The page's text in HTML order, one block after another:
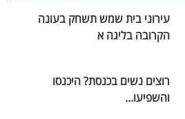
עירוני בית שמש תשחק בעונה
הקרובה בליגה א
רוצים נשים בכנסת? היכנסו
והשפיעו...